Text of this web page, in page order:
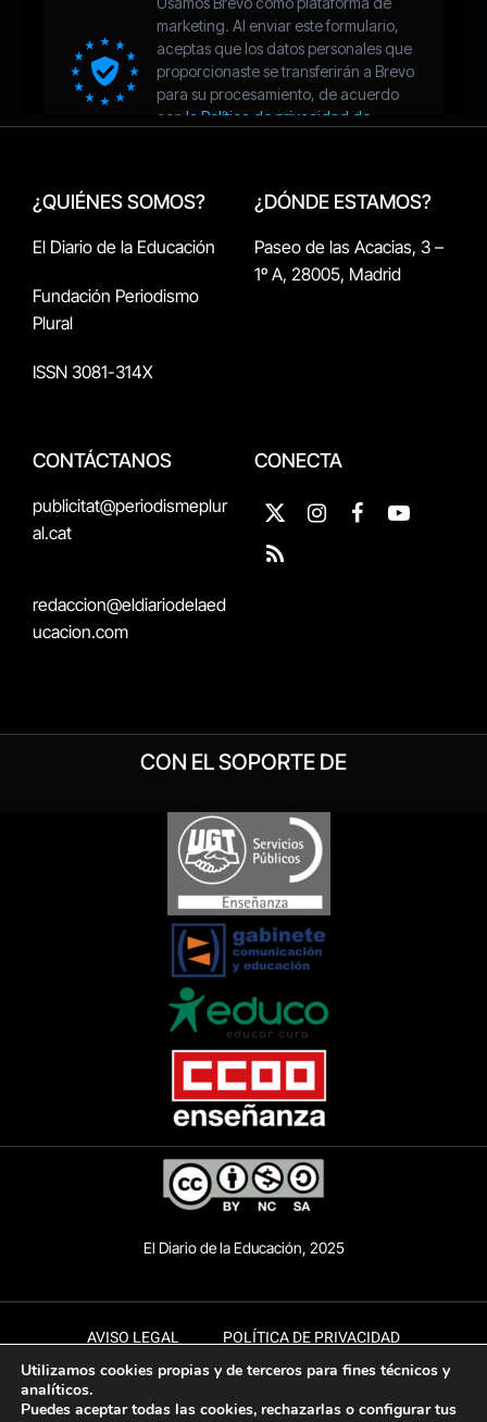
¿QUIÉNES SOMOS?
El Diario de la Educación
Fundación Periodismo
Plural
ISSN 3081-314X
¿DÓNDE ESTAMOS?
Paseo de las Acacias, 3 –
1º A, 28005, Madrid
CONTÁCTANOS
publicitat@periodismeplur
al.cat
redaccion@eldiariodelaed
ucacion.com
CONECTA
X
(Twitter)
InstagramFacebookYouTube
RSS
CON EL SOPORTE DE
El Diario de la Educación, 2025
AVISO LEGAL POLÍTICA DE PRIVACIDAD
POLÍTICA DE COOKIES
Utilizamos cookies propias y de terceros para fines técnicos y
analíticos.
Puedes aceptar todas las cookies, rechazarlas o configurar tus